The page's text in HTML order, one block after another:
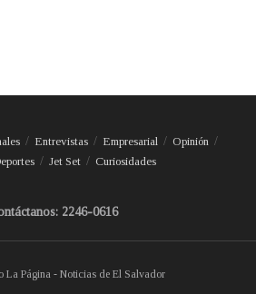
Entrevistas Empresarial
Opinión
Jet Set Curiosidades
2246-0616
La Página - Noticias de El Salvador